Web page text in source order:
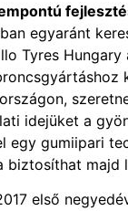
egyaránt
Tyres
idejüket a
gumiipari
biztosíthat majd
első